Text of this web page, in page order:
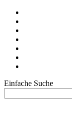
Einfache Suche